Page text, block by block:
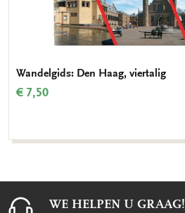
Wandelgids: Den Haag, viertalig
€ 7,50
WE HELPEN U GRAAG!